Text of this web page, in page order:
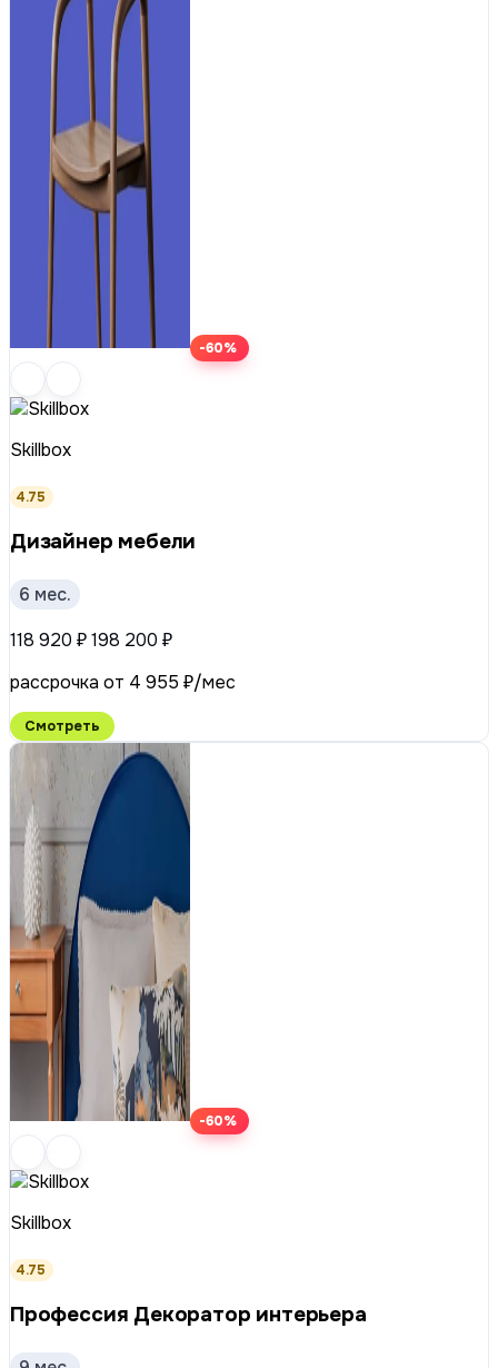
-60%
Skillbox
4.75
Дизайнер мебели
6 мес.
118 920 ₽198 200 ₽
рассрочка от 4 955 ₽/мес
Смотреть
-60%
Skillbox
4.75
Профессия Декоратор интерьера